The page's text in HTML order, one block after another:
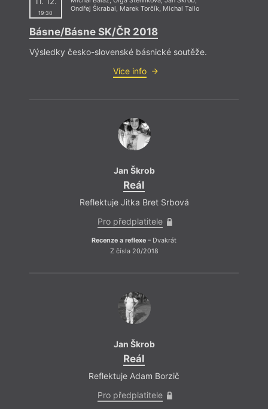
19:30
Ondřej Škrabal , Marek Torčík, Michal Tallo
Básne/Básne SK/ČR 2018
Výsledky česko-slovenské básnické soutěže.
Více info
Jan Škrob
Reál
Reflektuje Jitka Bret Srbová
Pro předplatitele
Recenze a reflexe – Dvakrát
Z čísla 20/2018
Jan Škrob
Reál
Reflektuje Adam Borzič
Pro předplatitele